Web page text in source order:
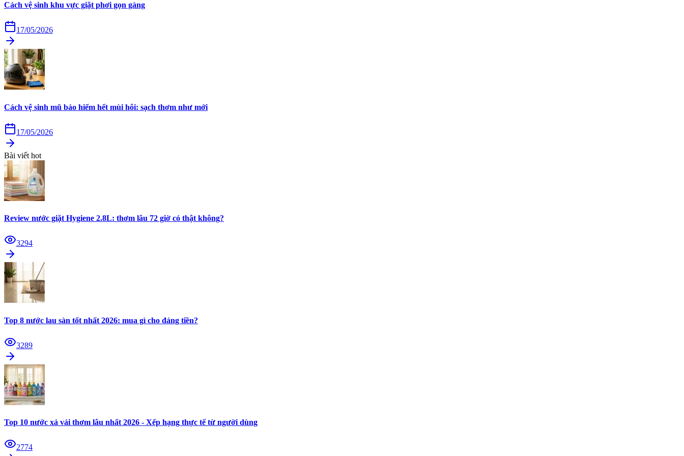
Cách vệ sinh khu vực giặt phơi gọn gàng
17/05/2026
Cách vệ sinh mũ bảo hiểm hết mùi hôi: sạch thơm như mới
17/05/2026
Bài viết hot
Review nước giặt Hygiene 2.8L: thơm lâu 72 giờ có thật không?
3294
Top 8 nước lau sàn tốt nhất 2026: mua gì cho đáng tiền?
3289
Top 10 nước xả vải thơm lâu nhất 2026 - Xếp hạng thực tế từ người dùng
2774